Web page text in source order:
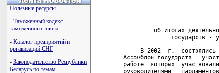
Полезные ресурсы
- Таможенный кодекс
таможенного союза
- Каталог предприятий и
организаций СНГ
- Законодательство Республики
Беларусь по темам